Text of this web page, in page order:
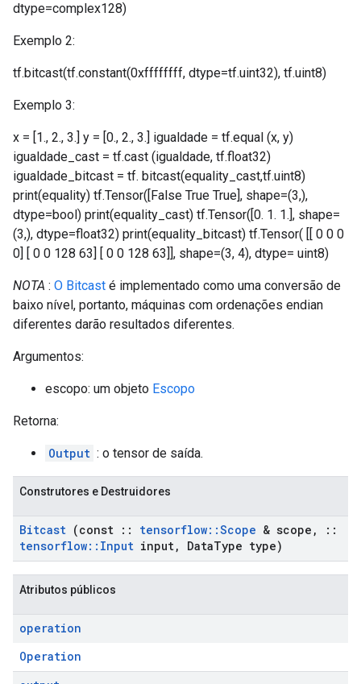
dtype=complex128)
Exemplo 2:
tf.bitcast(tf.constant(0xffffffff, dtype=tf.uint32), tf.uint8)
Exemplo 3:
x = [1., 2., 3.] y = [0., 2., 3.] igualdade = tf.equal (x, y)
igualdade_cast = tf.cast (igualdade, tf.float32)
igualdade_bitcast = tf. bitcast(equality_cast,tf.uint8)
print(equality) tf.Tensor([False True True], shape=(3,),
dtype=bool) print(equality_cast) tf.Tensor([0. 1. 1.], shape=
(3,), dtype=float32) print(equality_bitcast) tf.Tensor( [[ 0 0 0
0] [ 0 0 128 63] [ 0 0 128 63]], shape=(3, 4), dtype= uint8)
NOTA : O Bitcast é implementado como uma conversão de
baixo nível, portanto, máquinas com ordenações endian
diferentes darão resultados diferentes.
Argumentos:
escopo: um objeto Escopo
Retorna:
Output : o tensor de saída.
Construtores e Destruidores
Bitcast (const :: tensorflow::Scope & scope ,
::
tensorflow:: Input input, DataType type)
Atributos públicos
operation
Operation